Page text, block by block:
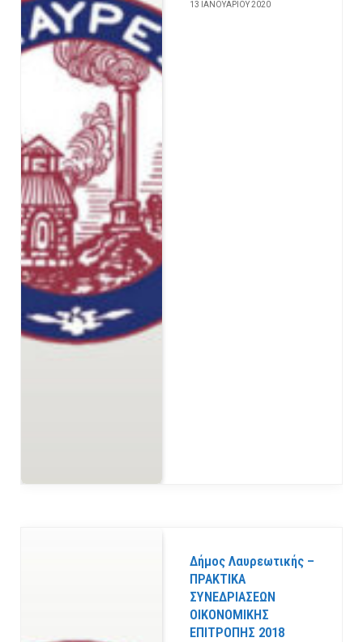
13 ΙΑΝΟΥΑΡΊΟΥ 2020
Δήμος Λαυρεωτικής –
ΠΡΑΚΤΙΚΑ
ΣΥΝΕΔΡΙΑΣΕΩΝ
ΟΙΚΟΝΟΜΙΚΗΣ
ΕΠΙΤΡΟΠΗΣ 2018